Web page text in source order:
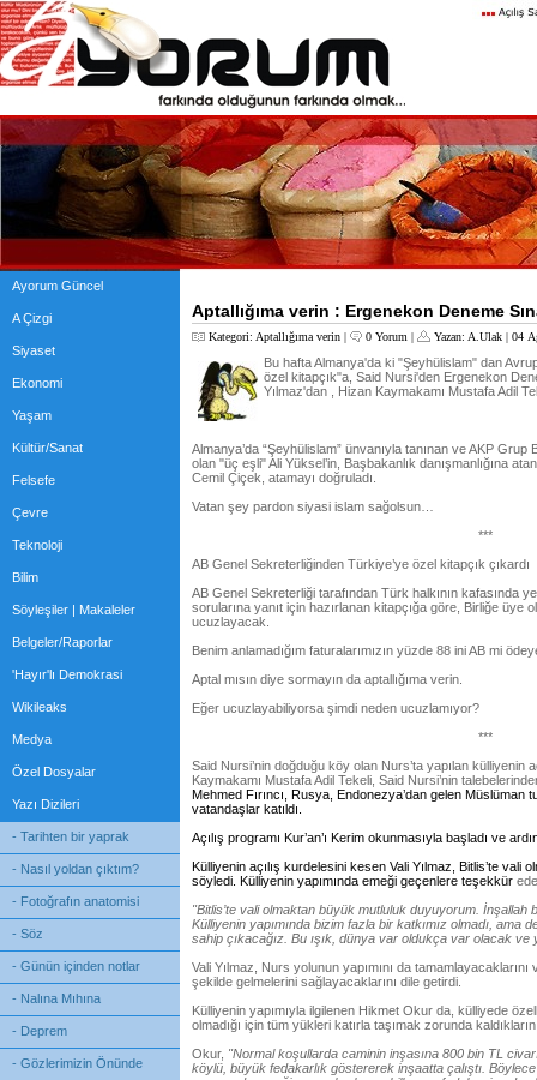
Ayorum Güncel
A Çizgi
Siyaset
Ekonomi
Yaşam
Kültür/Sanat
Felsefe
Çevre
Teknoloji
Bilim
Söyleşiler | Makaleler
Belgeler/Raporlar
'Hayır'lı Demokrasi
Wikileaks
Medya
Özel Dosyalar
Yazı Dizileri
- Tarihten bir yaprak
- Nasıl yoldan çıktım?
- Fotoğrafın anatomisi
- Söz
- Günün içinden notlar
- Nalına Mıhına
- Deprem
- Gözlerimizin Önünde
Aptallığıma verin : Ergenekon Deneme
Kategori: Aptallığıma verin | 0 Yorum | Yazan: A.Ulak | 04
Bu hafta Almanya'da ki "Şeyhülislam" dan
özel kitapçık"a, Said Nursi'den Ergenekon
Yılmaz'dan , Hizan Kaymakamı Mustafa Adil
Almanya’da “Şeyhülislam” ünvanıyla tanınan ve AKP Grup
olan "üç eşli" Ali Yüksel’in, Başbakanlık danışmanlığına
Cemil Çiçek, atamayı doğruladı.
Vatan şey pardon siyasi islam sağolsun…
***
AB Genel Sekreterliğinden Türkiye’ye özel kitapçık çıkardı
AB Genel Sekreterliği tarafından Türk halkının kafasında
sorularına yanıt için hazırlanan kitapçığa göre, Birliğe üye
ucuzlayacak.
Benim anlamadığım faturalarımızın yüzde 88 ini AB mi
Aptal mısın diye sormayın da aptallığıma verin.
Eğer ucuzlayabiliyorsa şimdi neden ucuzlamıyor?
***
Said Nursi’nin doğduğu köy olan Nurs’ta yapılan külliyenin
Kaymakamı Mustafa Adil Tekeli, Said Nursi’nin
Mehmed Fırıncı, Rusya, Endonezya’dan gelen Müslüman
vatandaşlar katıldı.
Açılış programı Kur’an’ı Kerim okunmasıyla başladı ve
Külliyenin açılış kurdelesini kesen Vali Yılmaz, Bitlis’te
söyledi. Külliyenin yapımında emeği geçenlere teşekkür
"Bitlis’te vali olmaktan büyük mutluluk duyuyorum. İnşallah
Külliyenin yapımında bizim fazla bir katkımız olmadı,
sahip çıkacağız. Bu ışık, dünya var oldukça var olacak
Vali Yılmaz, Nurs yolunun yapımını da
şekilde gelmelerini sağlayacaklarını dile getirdi.
Külliyenin yapımıyla ilgilenen Hikmet Okur da, külliyede
olmadığı için tüm yükleri katırla taşımak zorunda
Okur, "Normalkoşullarda caminin inşasına 800 bin TL
köylü, büyük fedakarlık göstererek inşaatta çalıştı.